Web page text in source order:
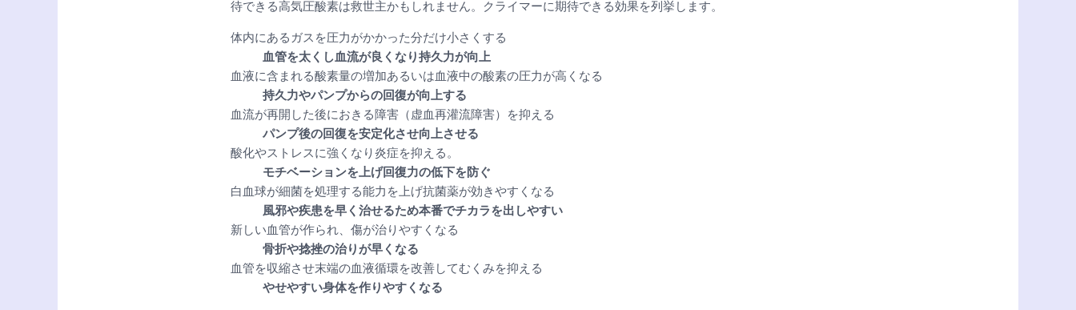
待できる高気圧酸素は救世主かもしれません。クライマーに期待できる効果を列挙します。
体内にあるガスを圧力がかかった分だけ小さくする
血管を太くし血流が良くなり持久力が向上​​
血液に含まれる酸素量の増加あるいは血液中の酸素の圧力が高くなる
持久力やパンプからの回復が向上する
血流が再開した後におきる障害（虚血再灌流障害）を抑える
パンプ後の回復を安定化させ向上させる
酸化やストレスに強くなり炎症を抑える。
モチベーションを上げ回復力の低下を防ぐ
白血球が細菌を処理する能力を上げ抗菌薬が効きやすくなる
風邪や疾患を早く治せるため本番でチカラを出しやすい
新しい血管が作られ、傷が治りやすくなる
骨折や捻挫の治りが早くなる
血管を収縮させ末端の血液循環を改善してむくみを抑える
やせやすい身体を作りやすくなる